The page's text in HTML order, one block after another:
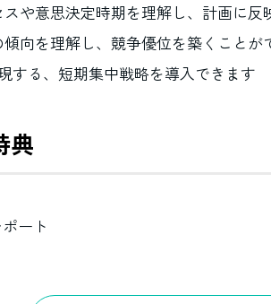
や意思決定時期を理解し、計画に反
向を理解し、競争優位を築くことが
する、短期集中戦略を導入できます
典
ート